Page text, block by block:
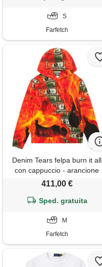
S
Farfetch
Denim Tears felpa burn it all
con cappuccio - arancione
411,00 €
Sped. gratuita
M
Farfetch